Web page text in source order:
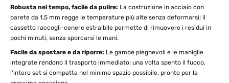
Robusta nel tempo, facile da pulire: La costruzione in acciaio con
parete da 1,5 mm regge le temperature più alte senza deformarsi; il
cassetto raccogli-cenere estraibile permette di rimuovere i residui in
pochi minuti, senza sporcarsi le mani.
Facile da spostare e da riporre: Le gambe pieghevoli e le maniglie
integrate rendono il trasporto immediato; una volta spento il fuoco,
l'intero set si compatta nel minimo spazio possibile, pronto per la